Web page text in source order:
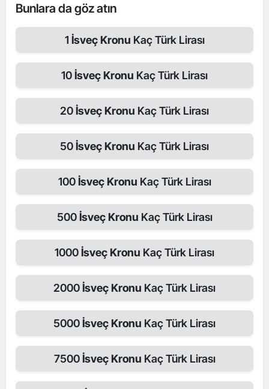
Bunlara da göz atın
1 İsveç Kronu Kaç Türk Lirası
10İsveç Kronu Kaç Türk Lirası
20İsveç Kronu Kaç Türk Lirası
50İsveç Kronu Kaç Türk Lirası
100İsveç Kronu Kaç Türk Lirası
500İsveç Kronu Kaç Türk Lirası
1000İsveç Kronu Kaç Türk Lirası
2000İsveç Kronu Kaç Türk Lirası
5000İsveç Kronu Kaç Türk Lirası
7500İsveç Kronu Kaç Türk Lirası